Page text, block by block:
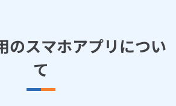
のスマホアプリについ
て